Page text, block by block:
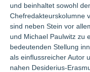
und beinhaltet sowohl
Chefredakteurskolumne
sind neben Stein vor
und Michael Paulwitz zu
bedeutenden Stellung
als einflussreicher Autor
nahen Desiderius-